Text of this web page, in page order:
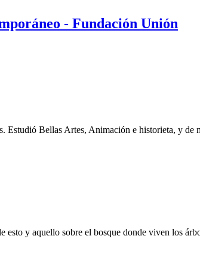
- Fundación Unión
Bellas Artes, Animación e historieta, y de
y aquello sobre el bosque donde viven los